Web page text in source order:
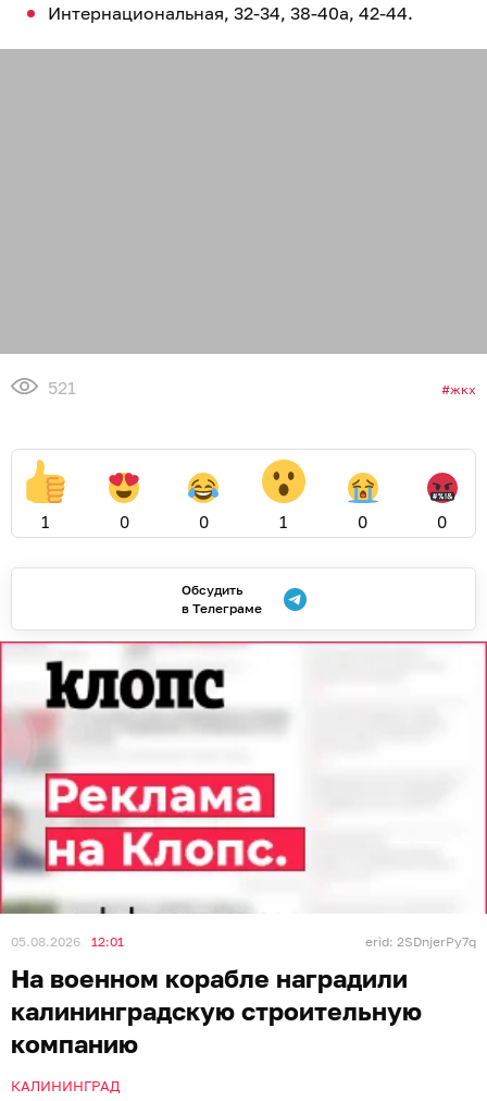
Интернациональная, 32-34, 38-40а, 42-44.
521 жкх
1 0 0 1 0 0
Обсудить
в Телеграме
05.08.2026 12:01 erid: 2SDnjerPy7q
На военном корабле наградили
калининградскую строительную
компанию
КАЛИНИНГРАД